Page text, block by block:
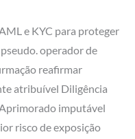
e KYC para proteger
operador de
reafirmar
atribuível Diligência
imputável
risco de exposição